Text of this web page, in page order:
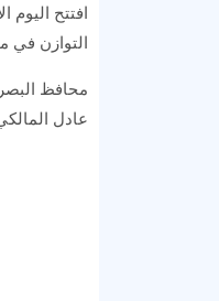
افتتح اليوم
التوازن في
محافظ
عادل